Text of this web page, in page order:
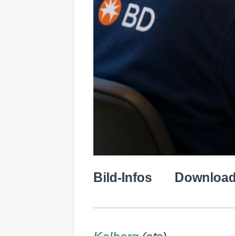
Bild-Infos Download